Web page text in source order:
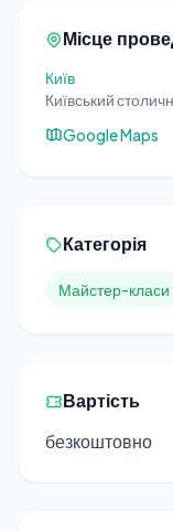
Місце
Київ
Київський
Google Maps
Категорія
Майстер-класи
Вартість
безкоштовно